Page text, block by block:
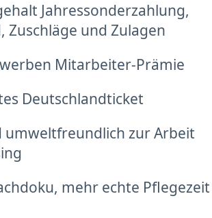
Jahressonderzahlung,
Zuschläge und Zulagen
Mitarbeiter-Prämie
Deutschlandticket
umweltfreundlich zur Arbeit
mehr echte Pflegezeit